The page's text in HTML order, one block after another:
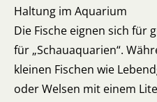
Haltung im Aquarium
Die Fische eignen sich für
für „Schauaquarien“.
kleinen Fischen wie
oder Welsen mit einem